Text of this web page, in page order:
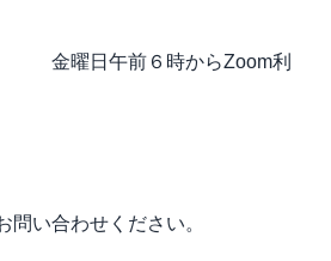
曜日午前６時からZoom利
問い合わせください。